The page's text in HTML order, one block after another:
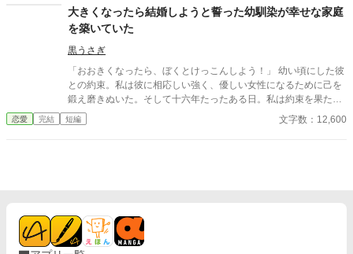
大きくなったら結婚しようと誓った幼馴染が幸せな家庭
を築いていた
黒うさぎ
「おおきくなったら、ぼくとけっこんしよう！」 幼い頃にした彼
との約束。私は彼に相応しい強く、優しい女性になるために己を
鍛え磨きぬいた。そして十六年たったある日。私は約束を果たそ
うと彼の家を訪れた。だが家の中から姿を現したのは、幼女とそ
の母親らしき女性、そして優しく微笑む彼だった。 小説家になろ
恋愛 完結 短編 文字数：12,600